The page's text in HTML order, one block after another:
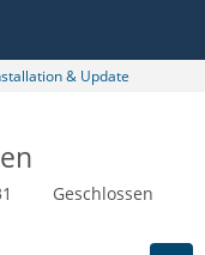
& Update
Geschlossen